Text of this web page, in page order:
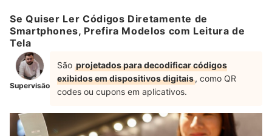
Se Quiser Ler Códigos Diretamente de
Smartphones, Prefira Modelos com Leitura de
Tela
Supervisão
São projetados para decodificar códigos
exibidos em dispositivos digitais, como QR
codes ou cupons em aplicativos.